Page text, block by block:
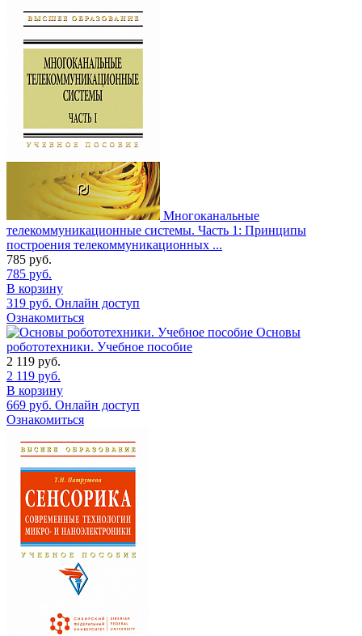
Многоканальные
телекоммуникационные системы. Часть 1: Принципы
построения телекоммуникационных ...
785 руб.
785 руб.
В корзину
319 руб. Онлайн доступ
Ознакомиться
Основы
робототехники. Учебное пособие
2 119 руб.
2 119 руб.
В корзину
669 руб. Онлайн доступ
Ознакомиться